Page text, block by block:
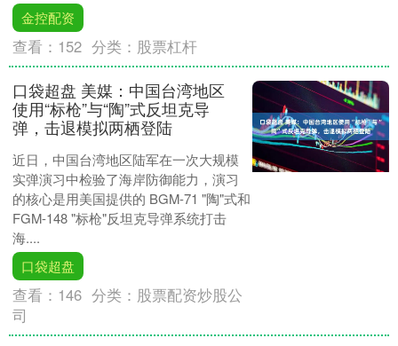
金控配资
查看： 152 分类： 股票杠杆
口袋超盘 美媒：中国台湾地区
使用“标枪”与“陶”式反坦克导
弹，击退模拟两栖登陆
近日，中国台湾地区陆军在一次大规模
实弹演习中检验了海岸防御能力，演习
的核心是用美国提供的 BGM-71 "陶"式和
FGM-148 "标枪"反坦克导弹系统打击
海....
口袋超盘
查看： 146 分类： 股票配资炒股公
司